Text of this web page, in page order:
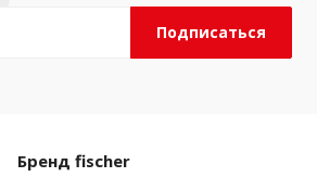
Бренд fischer